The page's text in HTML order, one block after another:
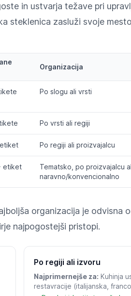
in ustvarja težave pri
steklenica zasluži svoje
Organizacija
Po slogu ali vrsti
Po vrsti ali regiji
Po regiji ali proizvajalcu
etiket
Tematsko, po proizvajalcu
naravno/konvencionalno
organizacija je odvisna
najpogostejši pristopi.
Po regiji ali izvoru
Najprimernejše za: Kuhinja
restavracije (italijanska,